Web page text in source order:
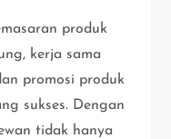
produk
kerja sama
promosi produk
sukses. Dengan
tidak hanya